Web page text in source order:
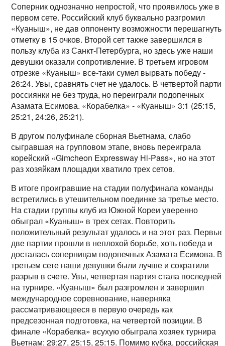
Соперник однозначно непростой, что проявилось уже в
первом сете. Российский клуб буквально разгромил
«Куаныш», не дав оппоненту возможности перешагнуть
отметку в 15 очков. Второй сет также завершился в
пользу клуба из Санкт-Петербурга, но здесь уже наши
девушки оказали сопротивление. В третьем игровом
отрезке «Куаныш» все-таки сумел вырвать победу -
26:24. Увы, сравнять счет не удалось. В четвертой
россиянки не без труда, но переиграли подопечных
Азамата Есимова. «Корабелка» - «Куаныш» 3:1 (25:15,
25:21, 24:26, 25:21).
В другом полуфинале сборная Вьетнама, слабо
сыгравшая на групповом этапе, вновь переиграла
корейский «Gimcheon Expressway Hi-Pass», но на этот
раз хозяйкам площадки хватило трех сетов.
В итоге проигравшие на стадии полуфинала команды
встретились в утешительном поединке за третье место.
На стадии группы клуб из Южной Кореи уверенно
обыграл «Куаныш» в трех сетах. Повторить
положительный результат удалось и на этот раз. Первые
две партии прошли в неплохой борьбе, хоть победа и
досталась соперницам подопечных Азамата Есимова. В
третьем сете наши девушки были лучше и сократили
разрыв в счете. Увы, четвертая партия стала последней
на турнире. «Куаныш» был разгромлен и завершил
международное соревнование, наверняка
рассматривающееся в первую очередь как
предсезонная подготовка, на четвертой позиции. В
финале «Корабелка» всухую обыграла хозяек турнира
Вьетнам: 29:27, 25:15, 25:15. Помимо кубка, российская